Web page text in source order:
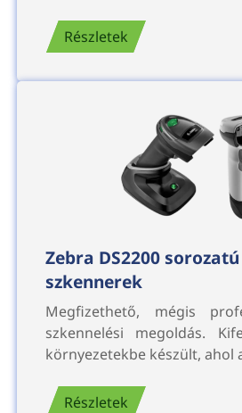
Részletek
Zebra DS2200
szkennerek
Megfizethető, mégis
szkennelési megoldás.
környezetekbe készült, ahol
Részletek